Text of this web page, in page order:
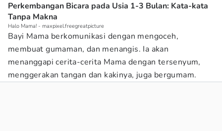
Perkembangan Bicara pada Usia 1-3 Bulan: Kata-kata
Tanpa Makna
Halo Mama! - maxpixel.freegreatpicture
Bayi Mama berkomunikasi dengan mengoceh,
membuat gumaman, dan menangis. Ia akan
menanggapi cerita-cerita Mama dengan tersenyum,
menggerakan tangan dan kakinya, juga bergumam.